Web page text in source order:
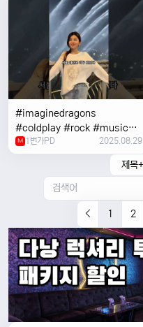
#imaginedragons
#coldplay #rock #music
#concert
M 1번가PD 2025.08.29
1 2